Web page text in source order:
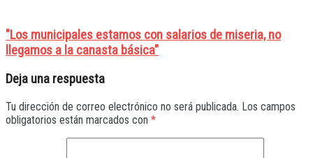
"Los municipales estamos con salarios de miseria, no
llegamos a la canasta básica"
Deja una respuesta
Tu dirección de correo electrónico no será publicada. Los campos
obligatorios están marcados con *